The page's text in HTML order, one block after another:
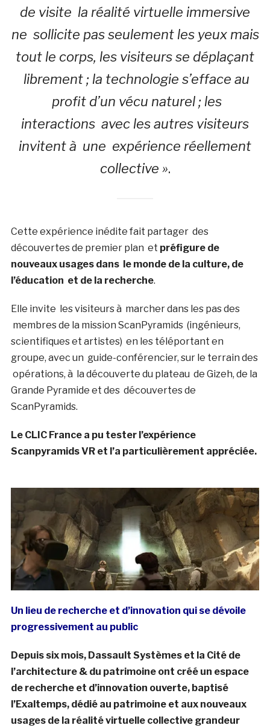
de visite la réalité virtuelle immersive
ne sollicite pas seulement les yeux mais
tout le corps, les visiteurs se déplaçant
librement ; la technologie s’efface au
profit d’un vécu naturel ; les
interactions avec les autres visiteurs
invitent à une expérience réellement
collective ».
Cette expérience inédite fait partager des
découvertes de premier plan et préfigure de
nouveaux usages dans le monde de la culture, de
l’éducation et de la recherche.
Elle invite les visiteurs à marcher dans les pas des
membres de la mission ScanPyramids (ingénieurs,
scientifiques et artistes) en les téléportant en
groupe, avec un guide-conférencier, sur le terrain des
opérations, à la découverte du plateau de Gizeh, de la
Grande Pyramide et des découvertes de
ScanPyramids.
Le CLIC France a pu tester l’expérience
Scanpyramids VR et l’a particulièrement appréciée.
Un lieu de recherche et d’innovation qui se dévoile
progressivement au public
Depuis six mois, Dassault Systèmes et la Cité de
l’architecture & du patrimoine ont créé un espace
de recherche et d’innovation ouverte, baptisé
l’Exaltemps, dédié au patrimoine et aux nouveaux
usages de la réalité virtuelle collective grandeur